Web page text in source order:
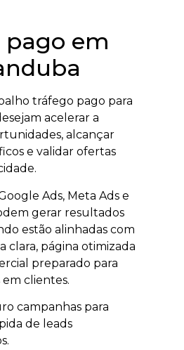
pago em
tráfego pago para
acelerar a
alcançar
e validar ofertas
Ads, Meta Ads e
gerar resultados
estão alinhadas com
clara, página otimizada
preparado para
clientes.
campanhas para
de leads